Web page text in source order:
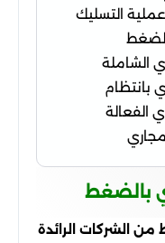
التسليك
الشاملة
بانتظام
الفعالة
بالضغط
الشركات الرائدة